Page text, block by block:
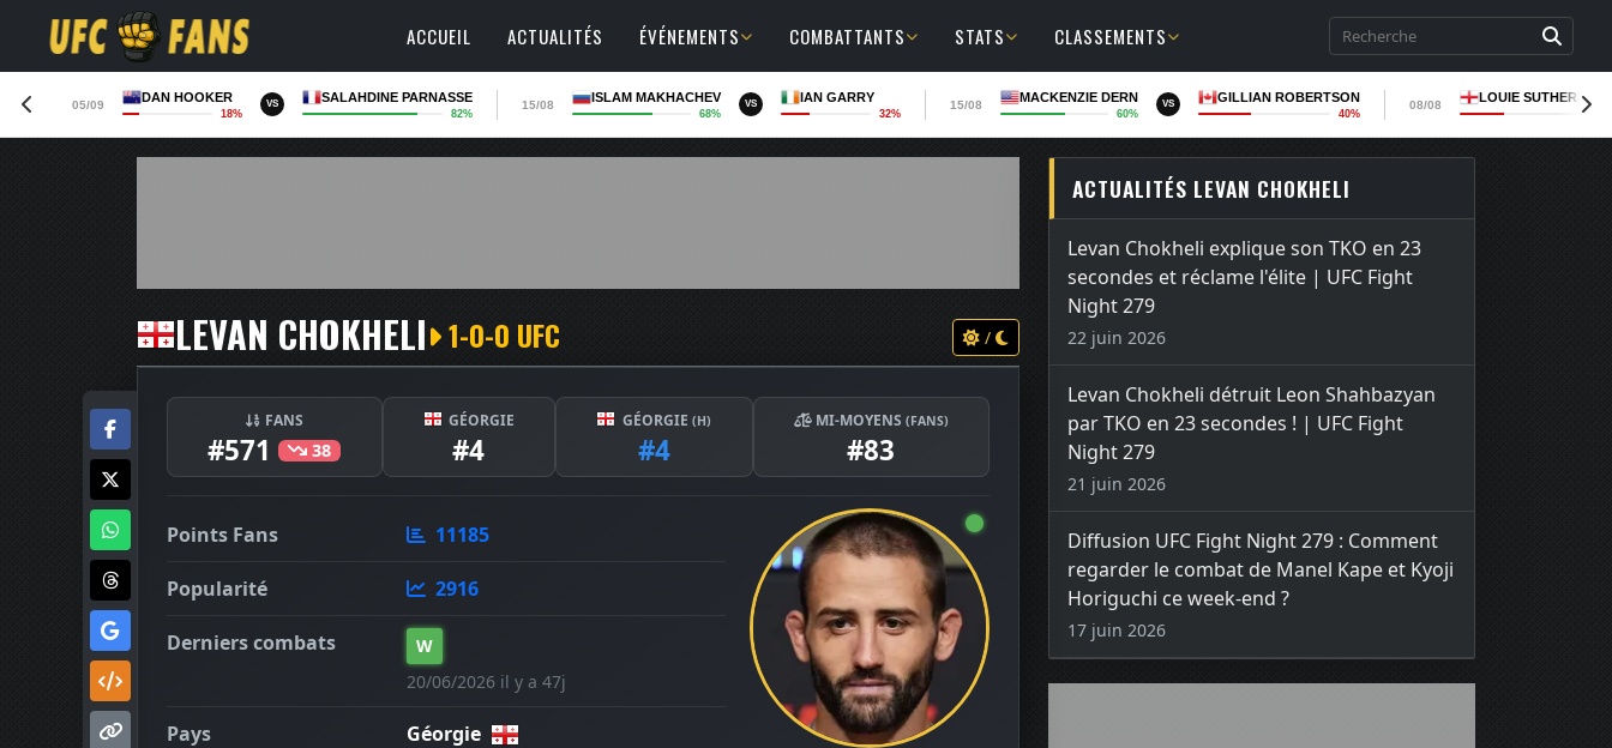
ACCUEIL ACTUALITÉS ÉVÉNEMENTS COMBATTANTS STATS CLASSEMENTS
05/09
DAN HOOKER
18%
VS SALAHDINE PARNASSE
82%
15/08
ISLAM MAKHACHEV
68%
VS IAN GARRY
32%
15/08
MACKENZIE DERN
60%
VS GILLIAN ROBERTSON
40%
08/08
LOUIE
LEVAN CHOKHELI 1-0-0 UFC /
FANS
#571 38
GÉORGIE
#4
GÉORGIE(H)
#4
MI-MOYENS (FANS)
#83
Points Fans 11185
Popularité 2916
Derniers combats
W
20/06/2026 il y a 47j
Pays Géorgie
ACTUALITÉS LEVAN CHOKHELI
Levan Chokheli explique son TKO en 23
secondes et réclame l'élite | UFC Fight
Night 279
22 juin 2026
Levan Chokheli détruit Leon Shahbazyan
par TKO en 23 secondes ! | UFC Fight
Night 279
21 juin 2026
Diffusion UFC Fight Night 279 : Comment
regarder le combat de Manel Kape et Kyoji
Horiguchi ce week-end ?
17 juin 2026